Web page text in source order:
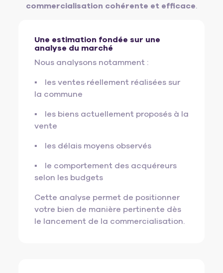
commercialisation cohérente et efficace.
Une estimation fondée sur une
analyse du marché
Nous analysons notamment :
les ventes réellement réalisées sur
la commune
les biens actuellement proposés à la
vente
les délais moyens observés
le comportement des acquéreurs
selon les budgets
Cette analyse permet de positionner
votre bien de manière pertinente dès
le lancement de la commercialisation.